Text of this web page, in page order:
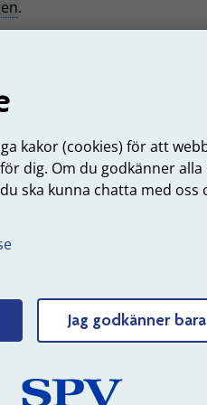
kakor (cookies) för att
dig. Om du godkänner alla
ska kunna chatta med oss
Jag godkänner
.
är specifikt beräknad för
använda som